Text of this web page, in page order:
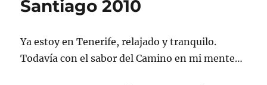
Santiago 2010
Ya estoy en Tenerife, relajado y tranquilo.
Todavía con el sabor del Camino en mi mente…